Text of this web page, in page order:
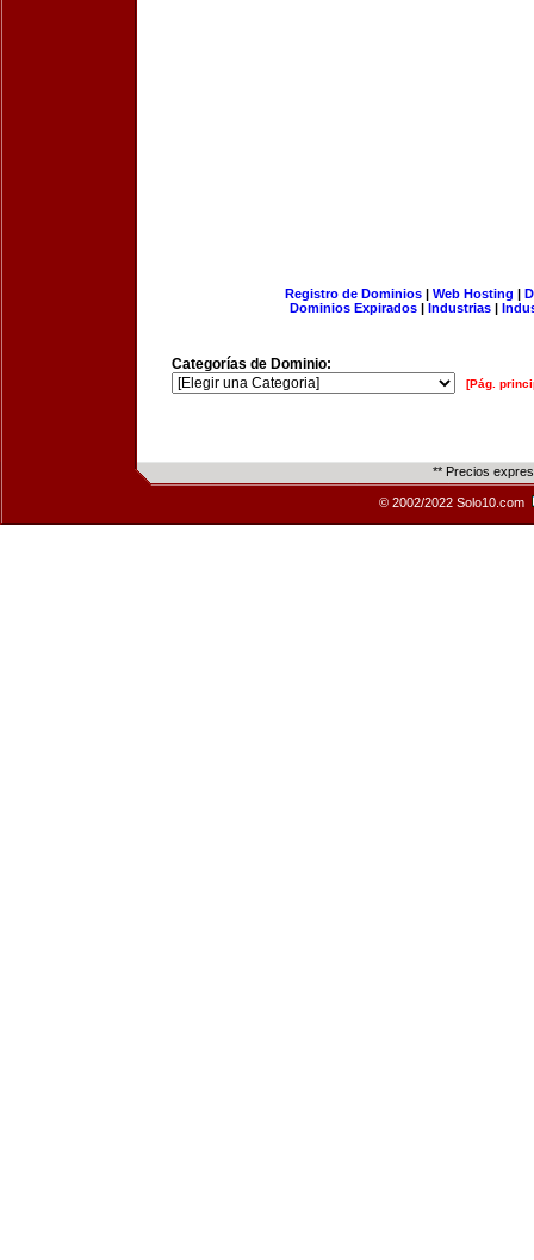
Registro de Dominios| Web Hosting |
Dominios Expirados | Industrias |
Categorías de Dominio:
[Pág.
** Precios
© 2002/2022 Solo10.com